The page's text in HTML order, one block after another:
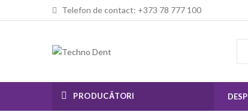
Telefon de contact: +373 78 777 100
PRODUCĂTORI